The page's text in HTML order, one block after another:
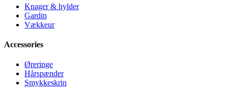
Knager & hylder
Gardin
Vækkeur
Accessories
Øreringe
Hårspænder
Smykkeskrin